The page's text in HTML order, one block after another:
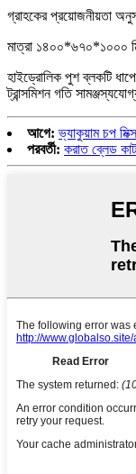
গ্রাহকের প্রয়োজনীয়তা
মাত্রা ১৪০০*৬৭০*১০০০
হাইড্রোলিক পুশ ব্লকটি
ট্রান্সমিশন গতি
আগে: ভ্যাকুয়াম চপ
পরবর্তী: করাত ব্লেড